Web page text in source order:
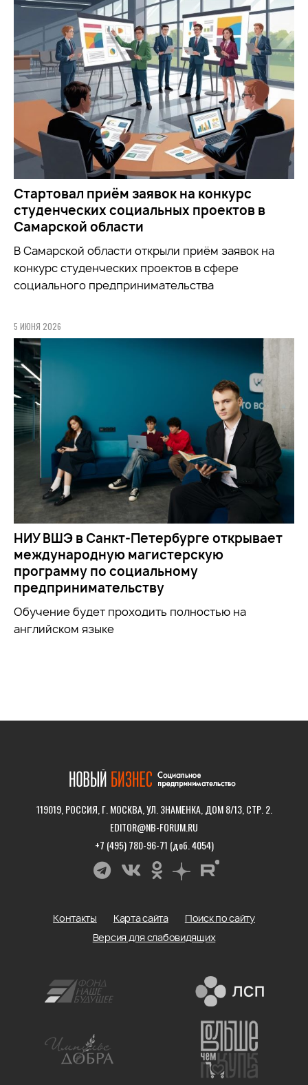
Стартовал приём заявок на конкурс
студенческих социальных проектов в
Самарской области
В Самарской области открыли приём заявок на
конкурс студенческих проектов в сфере
социального предпринимательства
5 ИЮНЯ 2026
НИУ ВШЭ в Санкт-Петербурге открывает
международную магистерскую
программу по социальному
предпринимательству
Обучение будет проходить полностью на
английском языке
119019, РОССИЯ, Г. МОСКВА, УЛ. ЗНАМЕНКА, ДОМ 8/13, СТР. 2.
EDITOR@NB-FORUM.RU
+7 (495) 780-96-71 (доб. 4054)
Контакты Карта сайта
Поиск по сайту
Версия для слабовидящих